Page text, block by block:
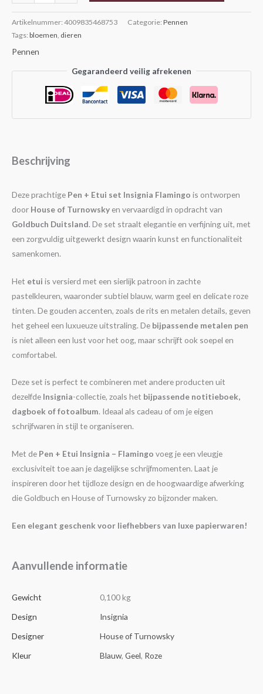
Artikelnummer: 4009835468753 Categorie: Pennen
Tags: bloemen, dieren
Pennen
Gegarandeerd veilig afrekenen
Beschrijving
Deze prachtige Pen + Etui set Insignia Flamingo is ontworpen
door House of Turnowsky en vervaardigd in opdracht van
Goldbuch Duitsland. De set straalt elegantie en verfijning uit, met
een zorgvuldig uitgewerkt design waarin kunst en functionaliteit
samenkomen.
Het etui is versierd met een sierlijk patroon in zachte
pastelkleuren, waaronder subtiel blauw, warm geel en delicate roze
tinten. De gouden accenten, zoals de rits en metalen details, geven
het geheel een luxueuze uitstraling. De bijpassende metalen pen
is niet alleen een lust voor het oog, maar schrijft ook soepel en
comfortabel.
Deze set is perfect te combineren met andere producten uit
dezelfde Insignia-collectie, zoals het bijpassende notitieboek,
dagboek of fotoalbum. Ideaal als cadeau of om je eigen
schrijfwaren in stijl te organiseren.
Met de Pen + Etui Insignia – Flamingo voeg je een vleugje
exclusiviteit toe aan je dagelijkse schrijfmomenten. Laat je
inspireren door het tijdloze design en de hoogwaardige afwerking
die Goldbuch en House of Turnowsky zo bijzonder maken.
Een elegant geschenk voor liefhebbers van luxe papierwaren!
Aanvullende informatie
Gewicht
0,100 kg
Design
Insignia
Designer
House of Turnowsky
Kleur
Blauw, Geel, Roze